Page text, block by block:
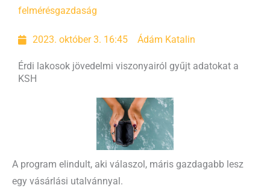
felmérésgazdaság
2023. október 3. 16:45 Ádám Katalin
Érdi lakosok jövedelmi viszonyairól gyűjt adatokat a
KSH
A program elindult, aki válaszol, máris gazdagabb lesz
egy vásárlási utalvánnyal.